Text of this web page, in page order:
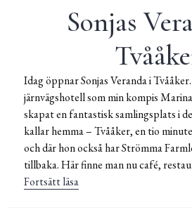
Sonjas
Idag öppnar Sonjas Veranda i
järnvägshotell som min kompis
skapat en fantastisk samlingsplats i
kallar hemma – Tvååker, en tio
och där hon också har Strömma
tillbaka. Här finne man nu café,
Fortsätt läsa